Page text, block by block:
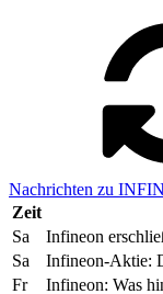
Nachrichten zu
Zeit
Sa
Infineon
Sa
Infineon-Aktie:
Fr
Infineon: Was